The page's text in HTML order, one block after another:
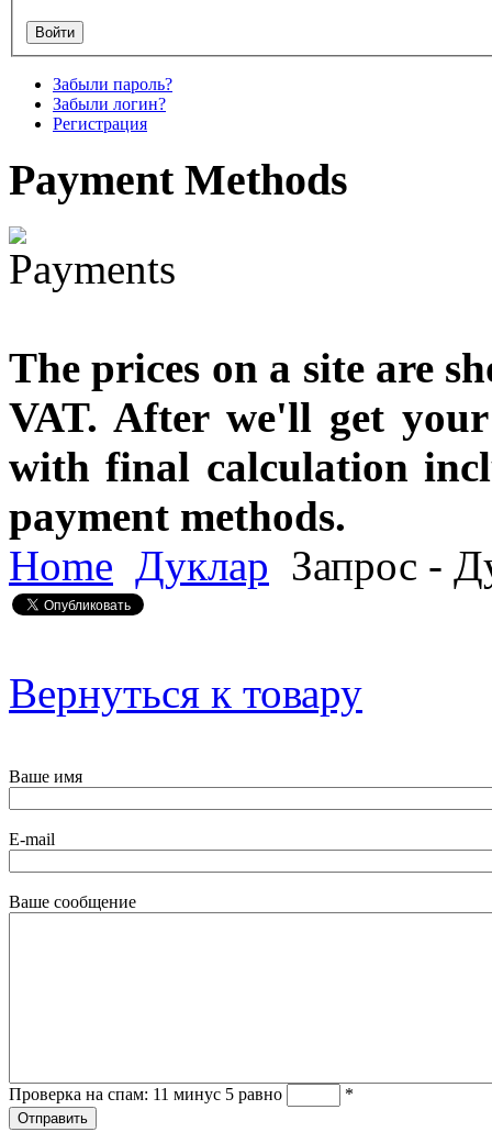
€711.00
Вы экономите: €79.00
Забыли пароль?
Забыли логин?
Регистрация
PaymentMethods
The prices on a site are
VAT. After we'll get
with final calculation
payment methods.
Home Дуклар Запрос -
Вернуться к товару
Ваше имя
E-mail
Ваше сообщение
Проверка на спам: 11 минус 5 равно *